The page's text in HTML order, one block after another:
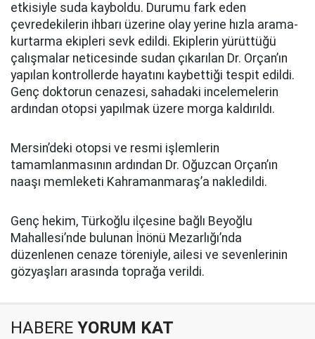
etkisiyle suda kayboldu. Durumu fark eden
çevredekilerin ihbarı üzerine olay yerine hızla arama-
kurtarma ekipleri sevk edildi. Ekiplerin yürüttüğü
çalışmalar neticesinde sudan çıkarılan Dr. Orçan’ın
yapılan kontrollerde hayatını kaybettiği tespit edildi.
Genç doktorun cenazesi, sahadaki incelemelerin
ardından otopsi yapılmak üzere morga kaldırıldı.
Mersin’deki otopsi ve resmi işlemlerin
tamamlanmasının ardından Dr. Oğuzcan Orçan’ın
naaşı memleketi Kahramanmaraş’a nakledildi.
Genç hekim, Türkoğlu ilçesine bağlı Beyoğlu
Mahallesi’nde bulunan İnönü Mezarlığı’nda
düzenlenen cenaze töreniyle, ailesi ve sevenlerinin
gözyaşları arasında toprağa verildi.
HABERE YORUM KAT